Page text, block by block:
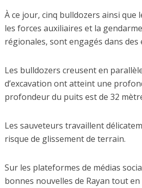
À ce jour, cinq bulldozers ainsi que
les forces auxiliaires et la
régionales, sont engagés dans
Les bulldozers creusent en
d’excavation ont atteint une
profondeur du puits est de 32
Les sauveteurs travaillent
risque de glissement de terrain.
Sur les plateformes de médias
bonnes nouvelles de Rayan tout